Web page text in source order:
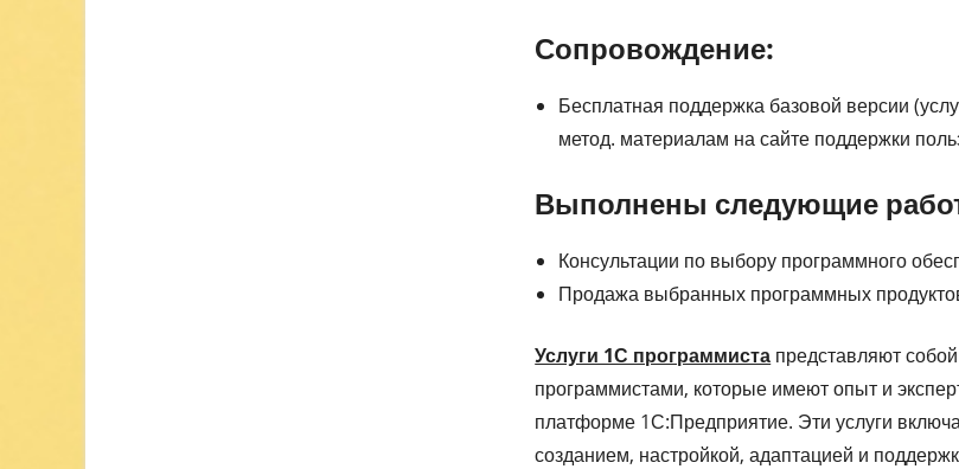
Сопровождение:
Бесплатная поддержка базовой версии
метод. материалам на сайте поддержки
Выполнены следующие
Консультации по выбору программного
Продажа выбранных программных
Услуги 1С программиста представляют
программистами, которые имеют опыт и
платформе 1С:Предприятие. Эти услуги
созданием, настройкой, адаптацией и